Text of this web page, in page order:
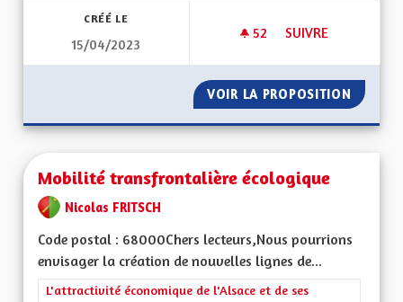
CRÉÉ LE
15/04/2023
52 52 ABONNÉS
SUIVRE
VOIR LA PROPOSITION POUR
Mobilité transfrontalière écologique
Nicolas FRITSCH
Code postal : 68000Chers lecteurs,Nous pourrions
envisager la création de nouvelles lignes de...
Filtrer les résultats de la catégorie : L'attractivité
L'attractivité économique de l'Alsace et de ses